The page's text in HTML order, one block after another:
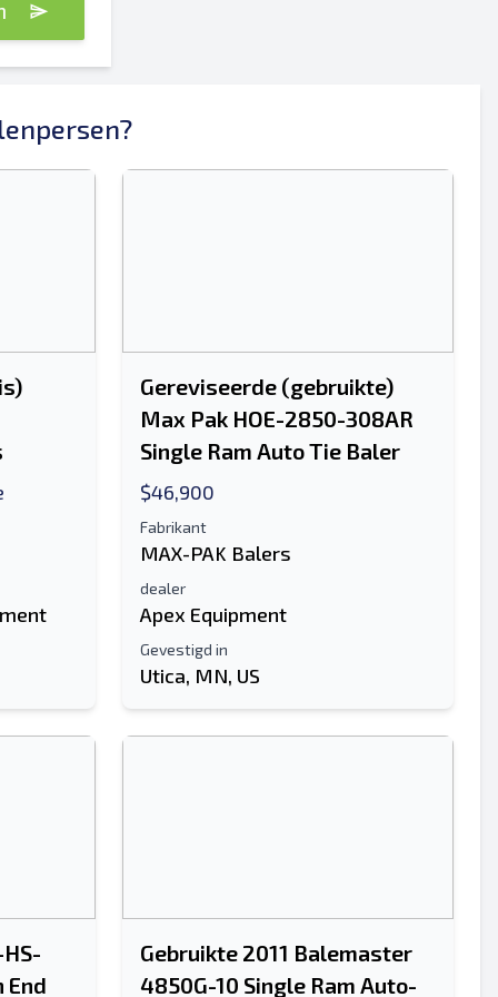
Gereviseerde (gebruikte)
Max Pak HOE-2850-308AR
Single Ram Auto Tie Baler
$46,900
Fabrikant
MAX-PAK Balers
dealer
Apex Equipment
Gevestigd in
Utica, MN, US
End
Gebruikte 2011 Balemaster
4850G-10 Single Ram Auto-